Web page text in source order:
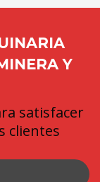
Y
satisfacer
clientes